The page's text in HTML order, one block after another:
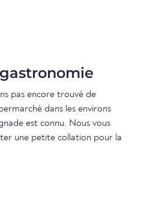
pas encore trouvé de
dans les environs
est connu. Nous vous
une petite collation pour la